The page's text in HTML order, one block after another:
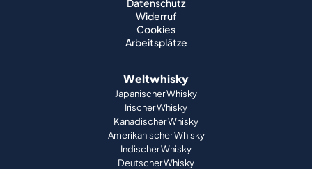
Datenschutz
Widerruf
Cookies
Arbeitsplätze
Weltwhisky
Japanischer Whisky
Irischer Whisky
Kanadischer Whisky
Amerikanischer Whisky
Indischer Whisky
Deutscher Whisky